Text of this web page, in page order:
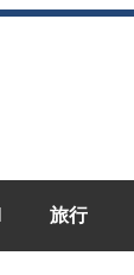
旅行